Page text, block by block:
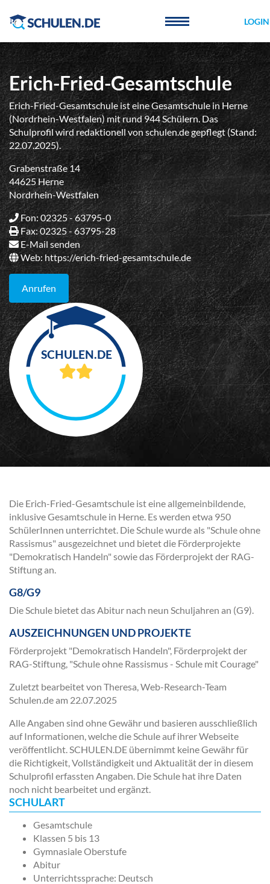
LOGIN
Erich-Fried-Gesamtschule
Erich-Fried-Gesamtschule ist eine Gesamtschule in Herne
(Nordrhein-Westfalen) mit rund 944 Schülern. Das
Schulprofil wird redaktionell von schulen.de gepflegt (Stand:
22.07.2025).
Grabenstraße 14
44625 Herne
Nordrhein-Westfalen
Fon: 02325 - 63795-0
Fax: 02325 - 63795-28
E-Mail senden
Web: https://erich-fried-gesamtschule.de
Anrufen
Die Erich-Fried-Gesamtschule ist eine allgemeinbildende,
inklusive Gesamtschule in Herne. Es werden etwa 950
SchülerInnen unterrichtet. Die Schule wurde als "Schule ohne
Rassismus" ausgezeichnet und bietet die Förderprojekte
"Demokratisch Handeln" sowie das Förderprojekt der RAG-
Stiftung an.
G8/G9
Die Schule bietet das Abitur nach neun Schuljahren an (G9).
AUSZEICHNUNGEN UND PROJEKTE
Förderprojekt "Demokratisch Handeln", Förderprojekt der
RAG-Stiftung, "Schule ohne Rassismus - Schule mit Courage"
Zuletzt bearbeitet von Theresa, Web-Research-Team
Schulen.de am 22.07.2025
Alle Angaben sind ohne Gewähr und basieren ausschließlich
auf Informationen, welche die Schule auf ihrer Webseite
veröffentlicht. SCHULEN.DE übernimmt keine Gewähr für
die Richtigkeit, Vollständigkeit und Aktualität der in diesem
Schulprofil erfassten Angaben. Die Schule hat ihre Daten
noch nicht bearbeitet und ergänzt.
SCHULART
Gesamtschule
Klassen 5 bis 13
Gymnasiale Oberstufe
Abitur
Unterrichtssprache: Deutsch